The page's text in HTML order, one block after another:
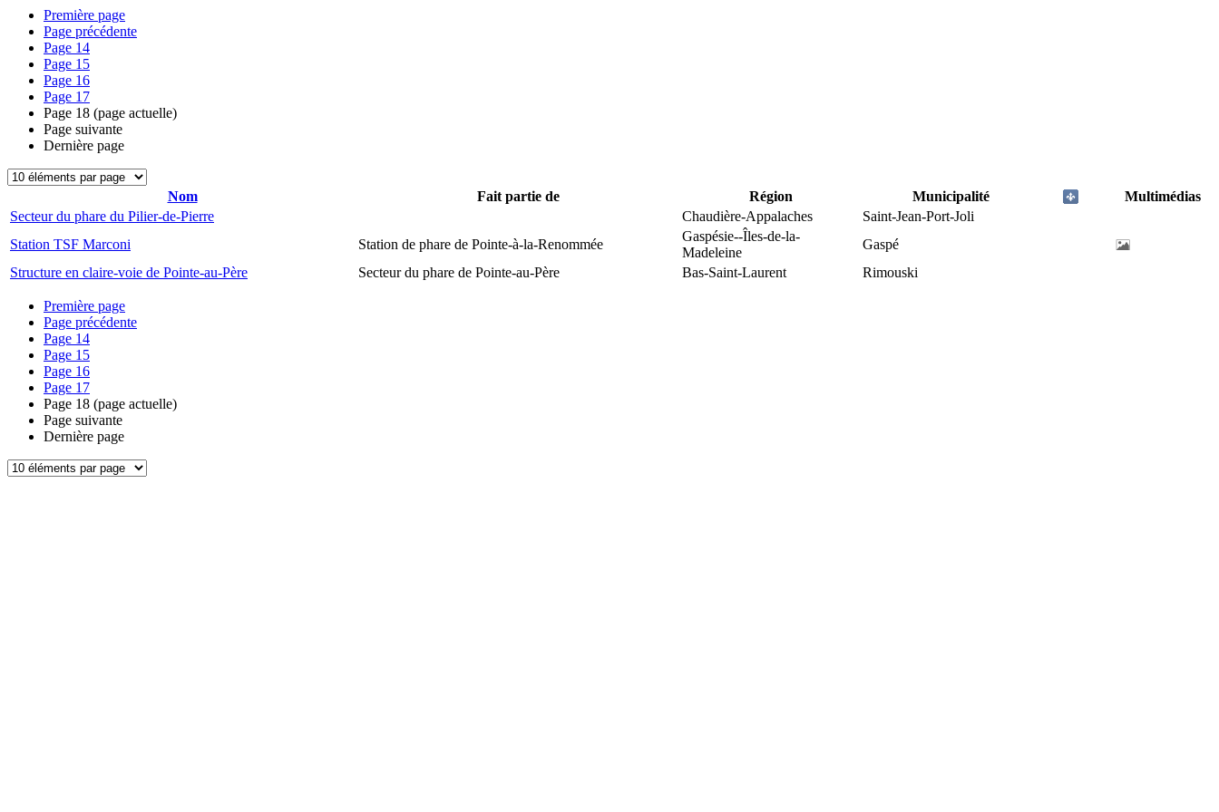
Première page
Page précédente
Page 14
Page 15
Page 16
Page 17
Page 18 (page actuelle)
Page suivante
Dernière page
Nom Fait partie de Région Municipalité
Multimédias
Secteur du phare du Pilier-de-Pierre
Chaudière-Appalaches
Saint-Jean-Port-Joli
Station TSF Marconi
Station de phare de Pointe-à-la-Renommée
Gaspésie--Îles-de-la-
Madeleine
Gaspé
Structure en claire-voie de Pointe-au-Père
Secteur du phare de Pointe-au-Père Bas-Saint-Laurent Rimouski
Première page
Page précédente
Page 14
Page 15
Page 16
Page 17
Page 18 (page actuelle)
Page suivante
Dernière page